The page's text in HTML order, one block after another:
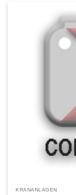
KRANANLAGEN